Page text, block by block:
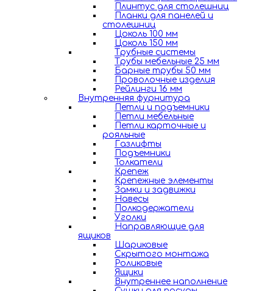
Плинтус для столешниц
Планки для панелей и
столешниц
Цоколь 100 мм
Цоколь 150 мм
Трубные системы
Трубы мебельные 25 мм
Барные трубы 50 мм
Проволочные изделия
Рейлинги 16 мм
Внутренняя фурнитура
Петли и подъемники
Петли мебельные
Петли карточные и
рояльные
Газлифты
Подъемники
Толкатели
Крепеж
Крепежные элементы
Замки и задвижки
Навесы
Полкодержатели
Уголки
Направляющие для
ящиков
Шариковые
Скрытого монтажа
Роликовые
Ящики
Внутреннее наполнение